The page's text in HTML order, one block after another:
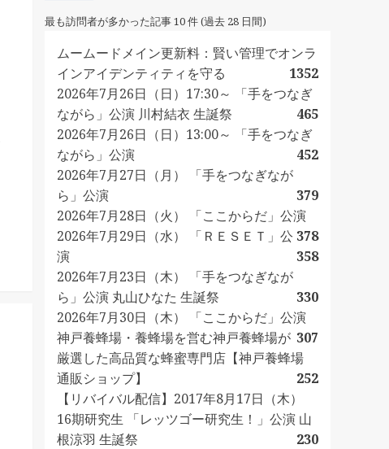
最も訪問者が多かった記事 10 件 (過去 28 日間)
ムームードメイン更新料：賢い管理でオンラ
インアイデンティティを守る
1352
2026年7月26日（日）17:30～ 「手をつなぎ
ながら」公演 川村結衣 生誕祭
465
2026年7月26日（日）13:00～ 「手をつなぎ
ながら」公演
452
2026年7月27日（月） 「手をつなぎなが
ら」公演
379
2026年7月28日（火） 「ここからだ」公演
378
2026年7月29日（水） 「ＲＥＳＥＴ」公
演
358
2026年7月23日（木） 「手をつなぎなが
ら」公演 丸山ひなた 生誕祭
330
2026年7月30日（木） 「ここからだ」公演
307
神戸養蜂場・養蜂場を営む神戸養蜂場が
厳選した高品質な蜂蜜専門店【神戸養蜂場
通販ショップ】
252
【リバイバル配信】2017年8月17日（木）
16期研究生 「レッツゴー研究生！」公演 山
根涼羽 生誕祭
230